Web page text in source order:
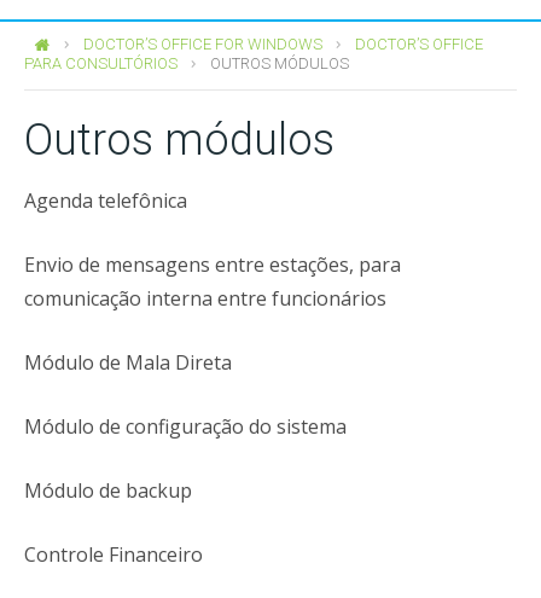
DOCTOR’S OFFICE FOR WINDOWS
DOCTOR’S OFFICE
PARA CONSULTÓRIOS
OUTROS MÓDULOS
Outros módulos
Agenda telefônica
Envio de mensagens entre estações, para
comunicação interna entre funcionários
Módulo de Mala Direta
Módulo de configuração do sistema
Módulo de backup
Controle Financeiro